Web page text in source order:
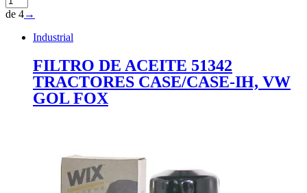
de 4→
Industrial
FILTRO DE ACEITE 51342
TRACTORES CASE/CASE-IH, VW
GOL FOX